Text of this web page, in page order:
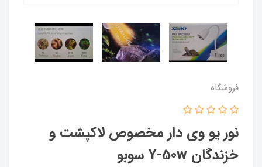
فروشگاه
نور یو وی دار مخصوص لاکپشت و
خزندگان Y-50w سوبو